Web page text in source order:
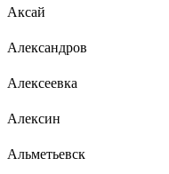
Аксай
Александров
Алексеевка
Алексин
Альметьевск